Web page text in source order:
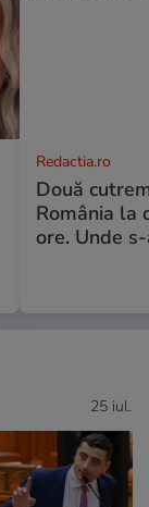
Redactia.ro
Două
România la
ore. Unde
25 iul.